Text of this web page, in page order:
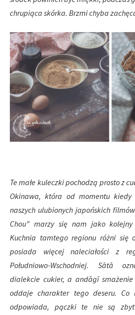
chrupiąca skórka. Brzmi chyba
Te małe kuleczki pochodzą prosto z
Okinawa, która od momentu kiedy
naszych ulubionych japońskich
Chou” marzy się nam jako
Kuchnia tamtego regionu różni się
posiada więcej naleciałości z
Południowo-Wschodniej. Sātā
dialekcie cukier, a andāgī
oddaje charakter tego deseru. Co
odpowiada, pączki te nie są zbyt